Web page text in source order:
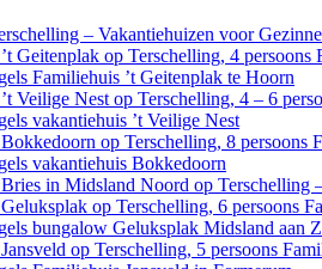
– Vakantiehuizen voor
Geitenplak op Terschelling, 4
Familiehuis ’t Geitenplak te Hoorn
Veilige Nest op Terschelling, 4 – 6
vakantiehuis ’t Veilige Nest
op Terschelling, 8 persoons
vakantiehuis Bokkedoorn
in Midsland Noord op Terschelling
op Terschelling, 6 persoons
bungalow Geluksplak Midsland aan
op Terschelling, 5 persoons